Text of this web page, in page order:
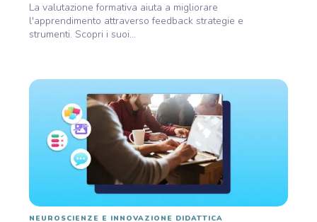
La valutazione formativa aiuta a migliorare
l'apprendimento attraverso feedback strategie e
strumenti. Scopri i suoi...
NEUROSCIENZE E INNOVAZIONE DIDATTICA